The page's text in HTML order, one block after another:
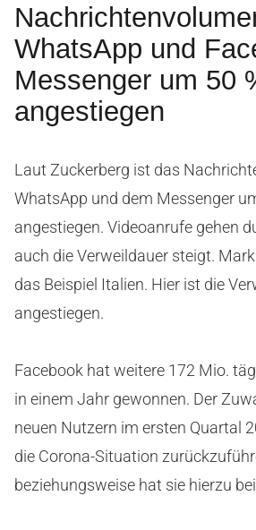
WhatsApp und
Messenger um 50
angestiegen
Laut Zuckerberg ist das
WhatsApp und dem Messenger
angestiegen. Videoanrufe gehen
auch die Verweildauer steigt.
das Beispiel Italien. Hier ist die
angestiegen.
Facebook hat weitere 172 Mio.
in einem Jahr gewonnen. Der
neuen Nutzern im ersten Quartal
die Corona-Situation
beziehungsweise hat sie hierzu